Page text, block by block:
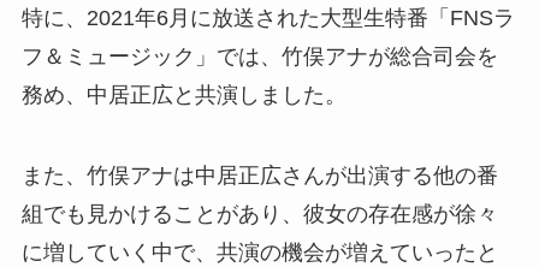
特に、2021年6月に放送された大型生特番「FNSラ
フ＆ミュージック」では、竹俣アナが総合司会を
務め、中居正広と共演しました。
また、竹俣アナは中居正広さんが出演する他の番
組でも見かけることがあり、彼女の存在感が徐々
に増していく中で、共演の機会が増えていったと